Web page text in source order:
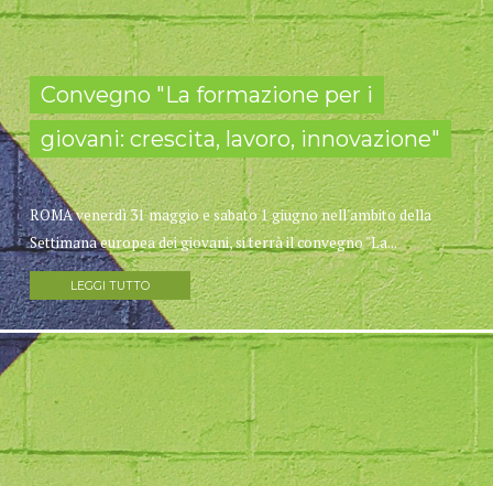
Convegno "La formazione per i
giovani: crescita, lavoro, innovazione"
ROMA venerdì 31 maggio e sabato 1 giugno nell'ambito della
Settimana europea dei giovani, si terrà il convegno "La...
LEGGI TUTTO